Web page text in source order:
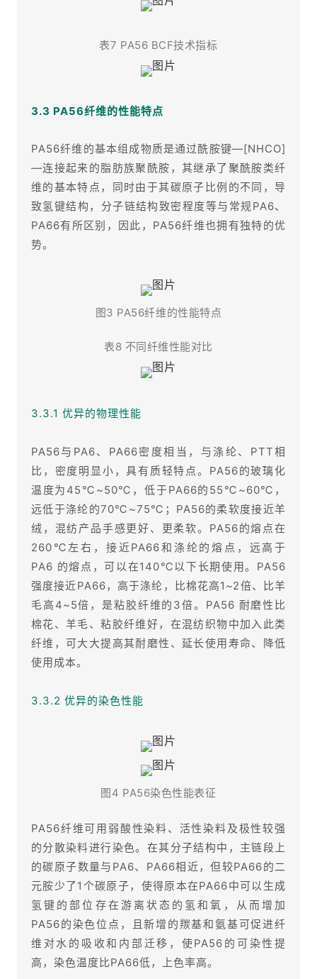
表7 PA56 BCF技术指标
3.3 PA56纤维的性能特点
PA56纤维的基本组成物质是通过酰胺键—[NHCO]
—连接起来的脂肪族聚酰胺，其继承了聚酰胺类纤
维的基本特点，同时由于其碳原子比例的不同，导
致氢键结构，分子链结构致密程度等与常规PA6、
PA66有所区别，因此，PA56纤维也拥有独特的优
势。
图3 PA56纤维的性能特点
表8 不同纤维性能对比
3.3.1 优异的物理性能
PA56与PA6、PA66密度相当，与涤纶、PTT相
比，密度明显小，具有质轻特点。PA56的玻璃化
温度为45℃~50℃，低于PA66的55℃~60℃，
远低于涤纶的70℃~75℃；PA56的柔软度接近羊
绒，混纺产品手感更好、更柔软。PA56的熔点在
260℃左右，接近PA66和涤纶的熔点，远高于
PA6 的熔点，可以在140℃以下长期使用。PA56
强度接近PA66，高于涤纶，比棉花高1~2倍、比羊
毛高4~5倍，是粘胶纤维的3倍。PA56 耐磨性比
棉花、羊毛、粘胶纤维好，在混纺织物中加入此类
纤维，可大大提高其耐磨性、延长使用寿命、降低
使用成本。
3.3.2 优异的染色性能
图4 PA56染色性能表征
PA56纤维可用弱酸性染料、活性染料及极性较强
的分散染料进行染色。在其分子结构中，主链段上
的碳原子数量与PA6、PA66相近，但较PA66的二
元胺少了1个碳原子，使得原本在PA66中可以生成
氢键的部位存在游离状态的氢和氧，从而增加
PA56的染色位点，且新增的羰基和氨基可促进纤
维对水的吸收和内部迁移，使PA56的可染性提
高，染色温度比PA66低，上色率高。